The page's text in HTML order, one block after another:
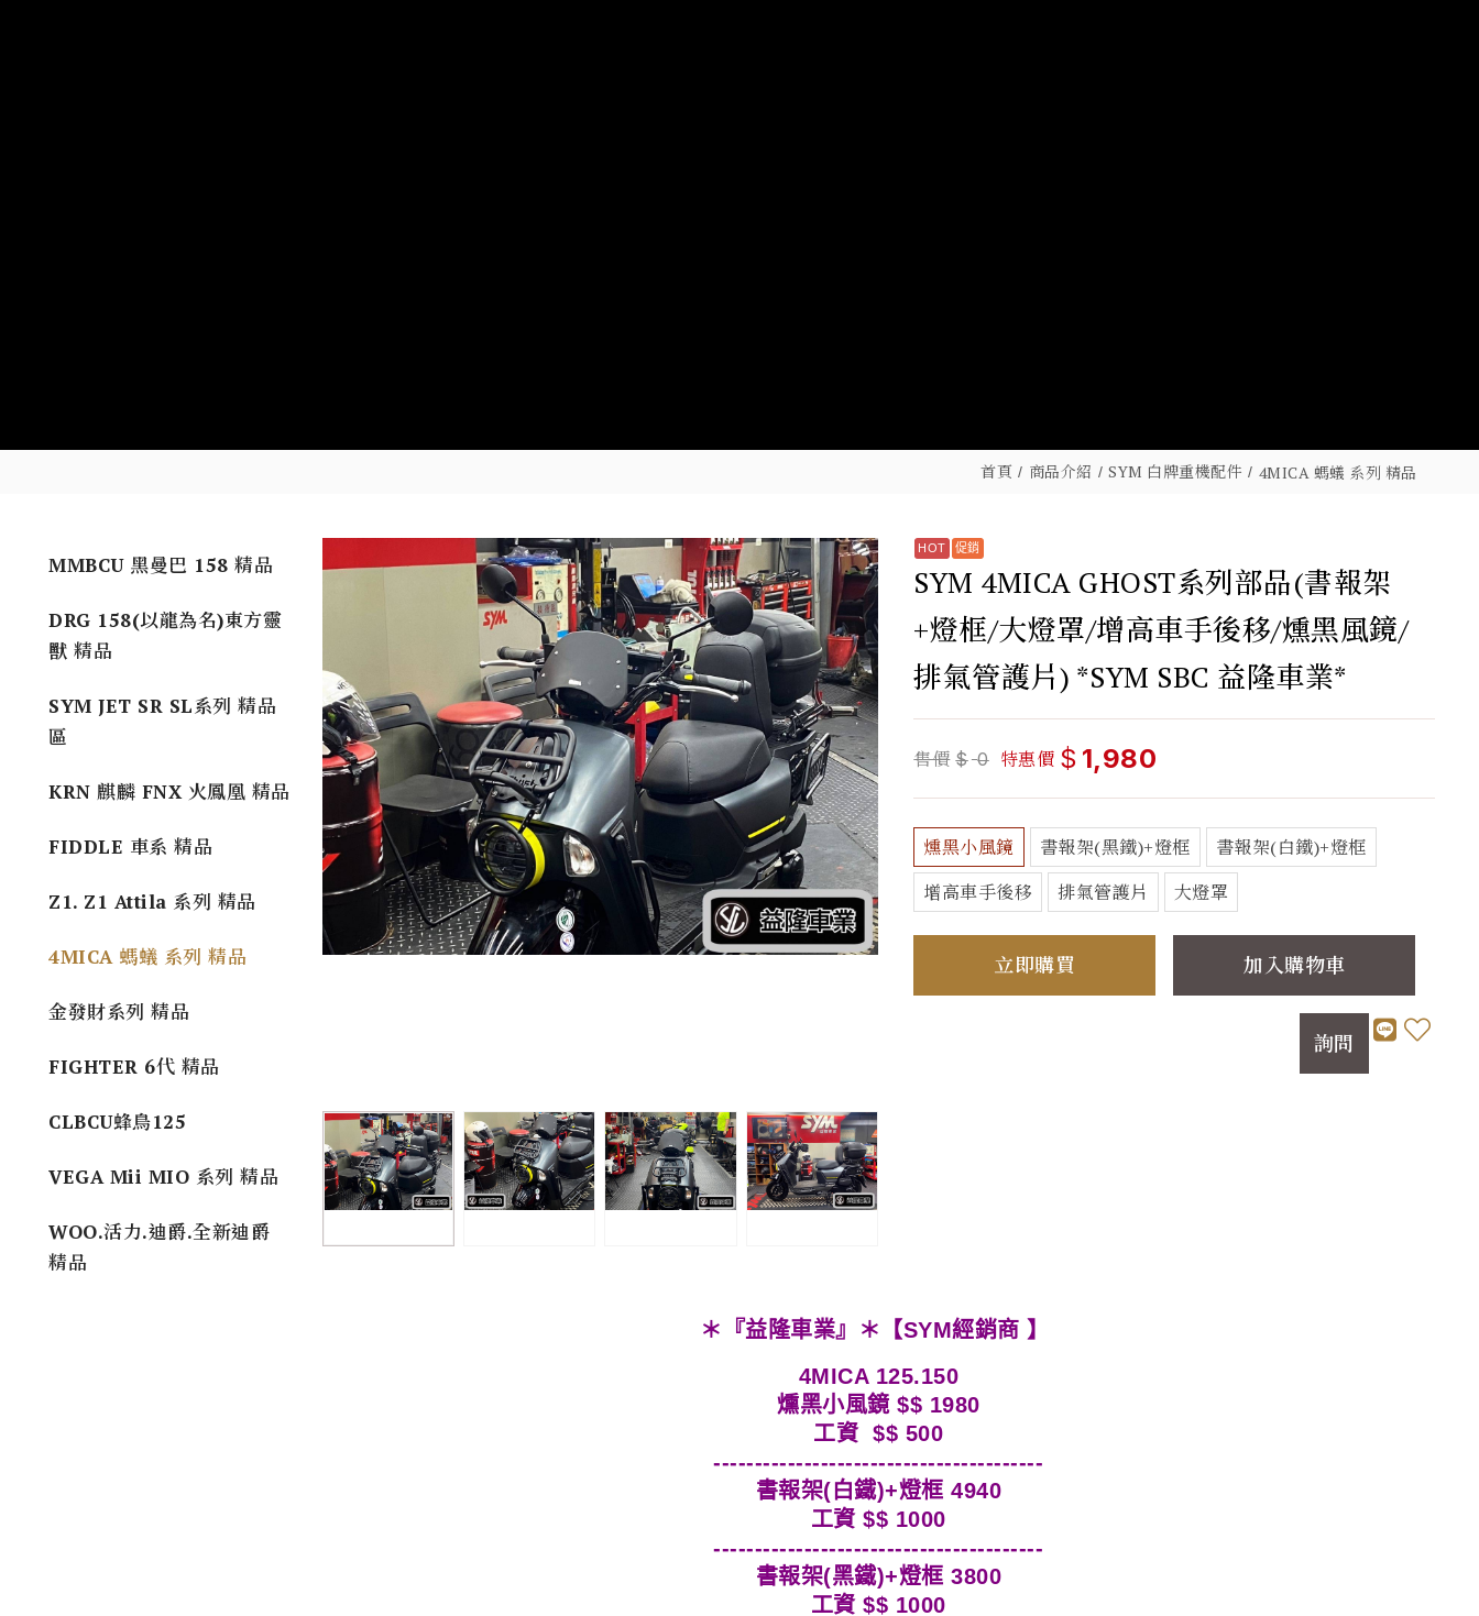
首頁 商品介紹 SYM 白牌重機配件 4MICA 螞蟻 系列 精品
MMBCU 黑曼巴 158 精品
DRG 158(以龍為名)東方靈
獸 精品
SYM JET SR SL系列 精品
區
KRN 麒麟 FNX 火鳳凰 精品
FIDDLE 車系 精品
Z1. Z1 Attila 系列 精品
4MICA 螞蟻 系列 精品
金發財系列 精品
FIGHTER 6代 精品
CLBCU蜂鳥125
VEGA Mii MIO 系列 精品
WOO.活力.迪爵.全新迪爵
精品
SYM 4MICA GHOST系列部品(書報架
+燈框/大燈罩/增高車手後移/燻黑風鏡/
排氣管護片) *SYM SBC 益隆車業*
售價 $ 0 特惠價 $ 1,980
燻黑小風鏡 書報架(黑鐵)+燈框
書報架(白鐵)+燈框
增高車手後移
排氣管護片 大燈罩
立即購買 加入購物車
詢問
＊『益隆車業』＊【SYM經銷商 】
4MICA 125.150
燻黑小風鏡 $$ 1980
工資 $$ 500
----------------------------------------
書報架(白鐵)+燈框 4940
工資 $$ 1000
----------------------------------------
書報架(黑鐵)+燈框 3800
工資 $$ 1000